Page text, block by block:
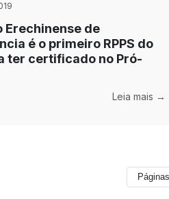
Erechinense de
é o primeiro RPPS do
ter certificado no Pró-
Leia mais →
Páginas